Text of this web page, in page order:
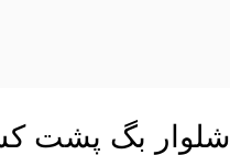
شلوار بگ پشت